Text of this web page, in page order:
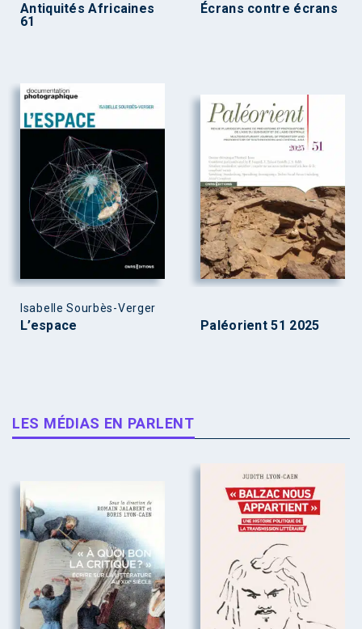
Antiquités Africaines
61
Écrans contre écrans
Isabelle Sourbès-Verger
L’espace Paléorient 51 2025
LES MÉDIAS EN PARLENT